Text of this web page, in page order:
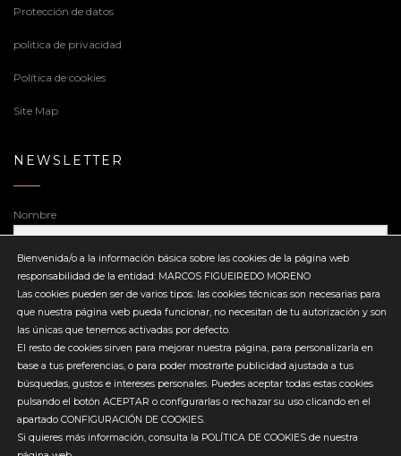
Protección de datos
politica de privacidad
Política de cookies
Site Map
NEWSLETTER
Nombre
Dirección de correo electrónico
Enviar
Bienvenida/o a la información básica sobre las cookies de la página web
responsabilidad de la entidad: MARCOS FIGUEIREDO MORENO
Las cookies pueden ser de varios tipos: las cookies técnicas son necesarias para
que nuestra página web pueda funcionar, no necesitan de tu autorización y son
las únicas que tenemos activadas por defecto.
El resto de cookies sirven para mejorar nuestra página, para personalizarla en
base a tus preferencias, o para poder mostrarte publicidad ajustada a tus
búsquedas, gustos e intereses personales. Puedes aceptar todas estas cookies
pulsando el botón ACEPTAR o configurarlas o rechazar su uso clicando en el
apartado CONFIGURACIÓN DE COOKIES.
Si quieres más información, consulta la POLÍTICA DE COOKIES de nuestra